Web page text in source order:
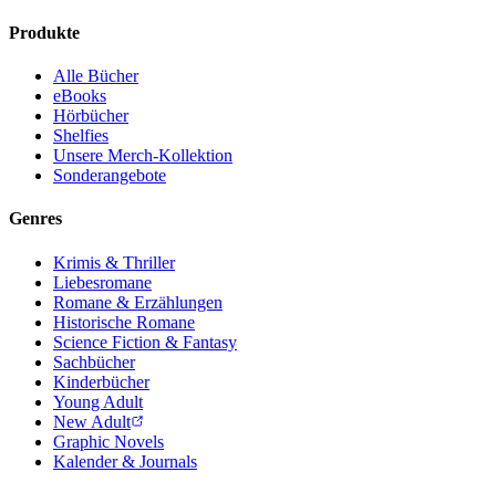
Produkte
Alle Bücher
eBooks
Hörbücher
Shelfies
Unsere Merch-Kollektion
Sonderangebote
Genres
Krimis & Thriller
Liebesromane
Romane & Erzählungen
Historische Romane
Science Fiction & Fantasy
Sachbücher
Kinderbücher
Young Adult
New Adult
Graphic Novels
Kalender & Journals